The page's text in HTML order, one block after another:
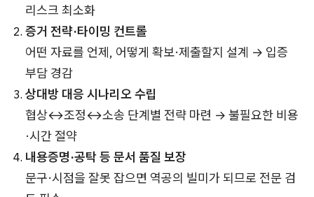
리스크 최소화
증거 전략·타이밍 컨트롤
어떤 자료를 언제, 어떻게 확보·제출할지 설계 → 입증
부담 경감
상대방 대응 시나리오 수립
협상↔조정↔소송 단계별 전략 마련 → 불필요한 비용
·시간 절약
내용증명·공탁 등 문서 품질 보장
문구·시점을 잘못 잡으면 역공의 빌미가 되므로 전문 검